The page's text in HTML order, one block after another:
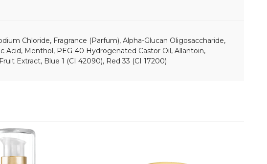
Chloride, Fragrance (Parfum), Alpha-Glucan Oligosaccharide,
Acid, Menthol, PEG-40 Hydrogenated Castor Oil, Allantoin,
Extract, Blue 1 (CI 42090), Red 33 (CI 17200)